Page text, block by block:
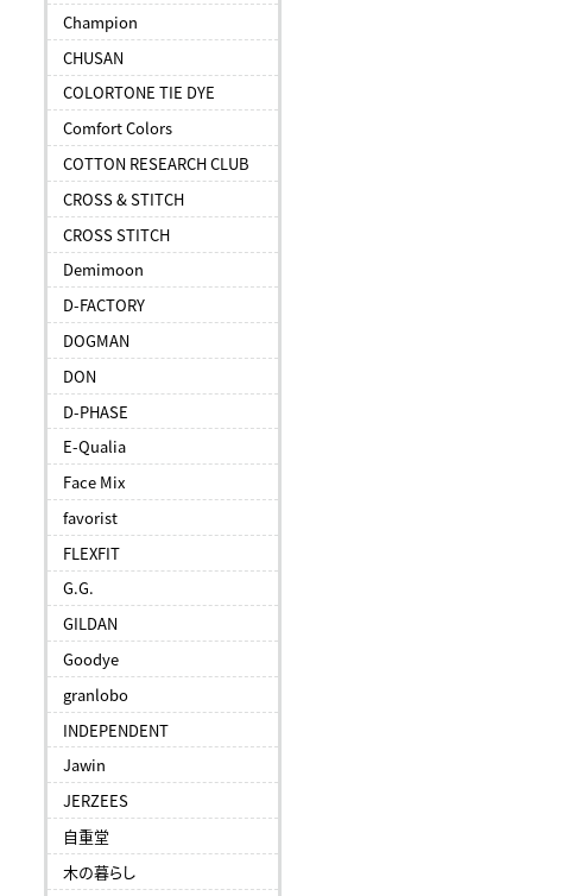
Champion
CHUSAN
COLORTONE TIE DYE
Comfort Colors
COTTON RESEARCH CLUB
CROSS & STITCH
CROSS STITCH
Demimoon
D-FACTORY
DOGMAN
DON
D-PHASE
E-Qualia
Face Mix
favorist
FLEXFIT
G.G.
GILDAN
Goodye
granlobo
INDEPENDENT
Jawin
JERZEES
自重堂
木の暮らし